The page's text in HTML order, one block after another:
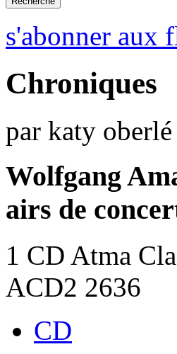
s'abonner aux
Chroniques
par katy oberlé
Wolfgang
airs de
1 CD Atma
ACD2 2636
CD